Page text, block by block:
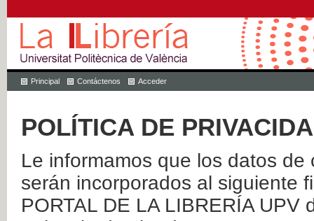
Principal Contáctenos Acceder
POLÍTICA DE
Le informamos que los datos
serán incorporados al siguiente
PORTAL DE LA LIBRERÍA